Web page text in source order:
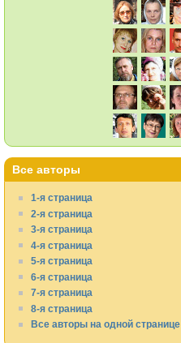
Все авторы
1-я страница
2-я страница
3-я страница
4-я страница
5-я страница
6-я страница
7-я страница
8-я страница
Все авторы на одной странице